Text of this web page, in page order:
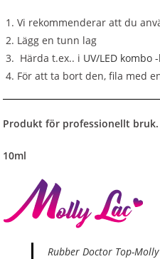
Vi rekommenderar att du
Lägg en tunn lag
Härda t.ex.. i UV/LED kombo
För att ta bort den, fila med
Produkt för professionellt
10ml
Rubber Doctor Top-Molly